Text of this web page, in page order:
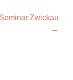
Zwickau
→